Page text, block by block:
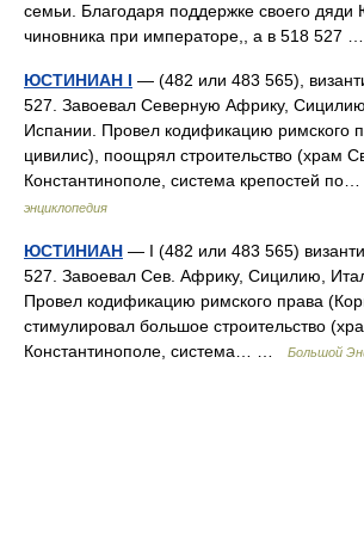
семьи. Благодаря поддержке своего дяди
чиновника при императоре,, а в 518 527
ЮСТИНИАН I — (482 или 483 565),
527. Завоевал Северную Африку,
Испании. Провел кодификацию римского
цивилис), поощрял строительство (храм
Константинополе, система крепостей
энциклопедия
ЮСТИНИАН — I (482 или 483 565)
527. Завоевал Сев. Африку, Сицилию,
Провел кодификацию римского права
стимулировал большое строительство
Константинополе, система… …
Большой